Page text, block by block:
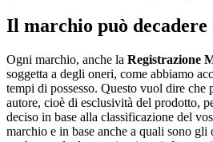
Il marchio può
Ogni marchio, anche la Registrazione
soggetta a degli oneri, come abbiamo
tempi di possesso. Questo vuol dire che
autore, cioè di esclusività del prodotto,
deciso in base alla classificazione del
marchio e in base anche a quali sono gli